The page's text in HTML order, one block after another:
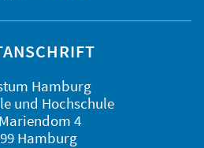
Hamburg
und Hochschule
4
Hamburg